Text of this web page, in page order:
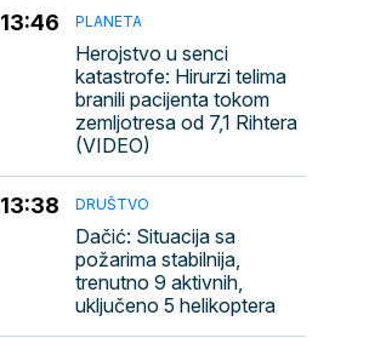
PLANETA
Herojstvo u senci
katastrofe: Hirurzi telima
branili pacijenta tokom
zemljotresa od 7,1 Rihtera
(VIDEO)
13:46
DRUŠTVO
Dačić: Situacija sa
požarima stabilnija,
trenutno 9 aktivnih,
uključeno 5 helikoptera
13:38